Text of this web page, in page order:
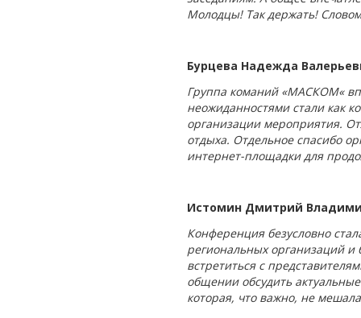
Молодцы! Так держать!
Бурцева Надежда
Группа команий «МАСКОМ«
неожиданностями стали как
организации мероприятия.
отдыха. Отдельное спасибо
интернет-площадки для
Истомин Дмитрий
Конференция безусловно
региональных организаций и
встретиться с
общении обсудить
которая, что важно, не